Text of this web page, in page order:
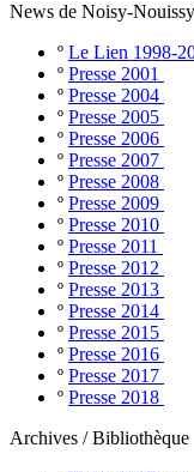
News de Noisy-Nouissy
º Le Lien 1998-
º Presse 2001
º Presse 2004
º Presse 2005
º Presse 2006
º Presse 2007
º Presse 2008
º Presse 2009
º Presse 2010
º Presse 2011
º Presse 2012
º Presse 2013
º Presse 2014
º Presse 2015
º Presse 2016
º Presse 2017
º Presse 2018
Archives / Bibliothèque